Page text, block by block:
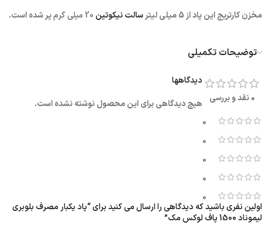
مخزن کارتریج این پاد از 5 میلی لیتر
سالت نیکوتین 20 میلی گرم پر شده است.
توضیحات تکمیلی
0 نقد و بررسی
0
0
0
0
0
دیدگاهها
هیچ دیدگاهی برای این محصول نوشته نشده است.
اولین نفری باشید که دیدگاهی را ارسال می کنید برای “پاد یکبار مصرف بلوبری
لیموناد 1500 پاف لوکس مک”